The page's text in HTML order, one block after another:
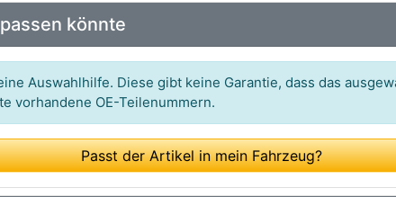
könnte
Auswahlhilfe. Diese gibt keine Garantie, dass das
vorhandene OE-Teilenummern.
Passt der Artikel in mein Fahrzeug?